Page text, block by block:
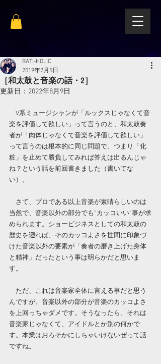
［和太鼓と音楽の話・2］
BATI-HOLIC
2019年7月5日
更新日： 2022年8月9日
V系ミュージシャンが「ルックスじゃなくて音
楽を評価して欲しい」って言うのと、和太鼓奏
者が「肉体じゃなくて音楽を評価して欲しい」
って言うのは根本的に同じ問題で、つまり「化
粧」を止めて勝負してみれば答えは出るんじゃ
ね？という話を前回書きました（書いてな
い）。
さて、プロである以上音楽が素晴らしいのは
当然で、音楽以外の部分でも”カッコいい”事が求
められます。ショービジネスとしての和太鼓の
歴史を遡れば、そのカッコよさを世間に印象づ
けた音楽以外の要素が「奏者の磨き上げた身体
と精神」だったという事は明らかだと思いま
す。
ただ、これは音楽家全体に言える事だと思う
んですが、音楽以外の部分が音楽のカッコよさ
を上回っちゃダメです。そうなったら、それは
音楽家じゃなくて、アイドルとか別の何かで
す。本業はおろそかにしちゃいけないぜって話
ですね。